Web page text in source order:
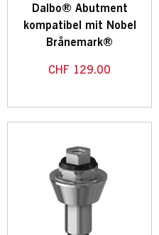
Dalbo® Abutment
kompatibel mit Nobel
Brånemark®
CHF 129.00